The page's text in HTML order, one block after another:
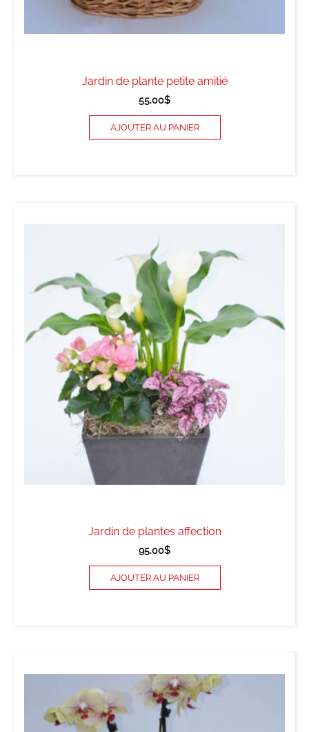
Jardin de plante petite amitié
55.00$
AJOUTER AU PANIER
Jardin de plantes affection
95.00$
AJOUTER AU PANIER